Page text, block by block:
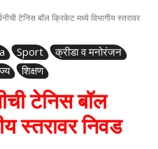
टेनिस बॉल क्रिकेट मध्ये विभागीय स्तरावर
Sport
क्रीडा व मनोरंजन
शिक्षण
टेनिस बॉल
स्तरावर निवड